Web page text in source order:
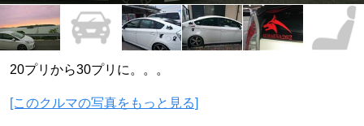
20プリから30プリに。。。
[このクルマの写真をもっと見る]